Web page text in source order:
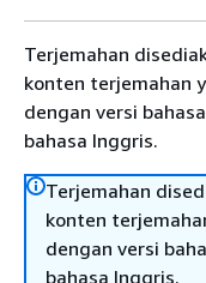
Terjemahan
konten terjemahan
dengan versi
bahasa Inggris.
Terjemahan
konten
dengan versi
bahasa Inggris.